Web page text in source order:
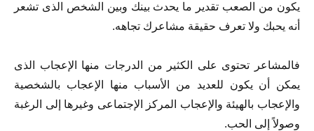
يكون من الصعب تقدير ما يحدث بينك وبين الشخص الذى تشعر
أنه يحبك ولا تعرف حقيقة مشاعرك تجاهه.
فالمشاعر تحتوى على الكثير من الدرجات منها الإعجاب الذى
يمكن أن يكون للعديد من الأسباب منها الإعجاب بالشخصية
والإعجاب بالهيئة والإعجاب المركز الإجتماعى وغيرها إلى الرغبة
وصولاً إلى الحب.